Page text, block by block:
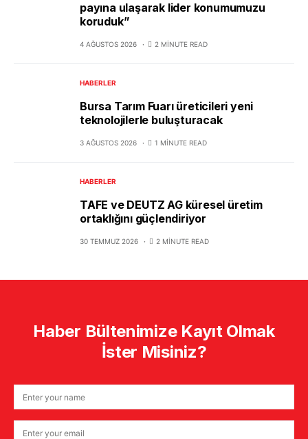
payına ulaşarak lider konumumuzu
koruduk”
4 AĞUSTOS 2026 2 MINUTE READ
HABERLER
Bursa Tarım Fuarı üreticileri yeni
teknolojilerle buluşturacak
3 AĞUSTOS 2026 1 MINUTE READ
HABERLER
TAFE ve DEUTZ AG küresel üretim
ortaklığını güçlendiriyor
30 TEMMUZ 2026 2 MINUTE READ
Haber Bültenimize Kayıt Olmak
İster Misiniz?